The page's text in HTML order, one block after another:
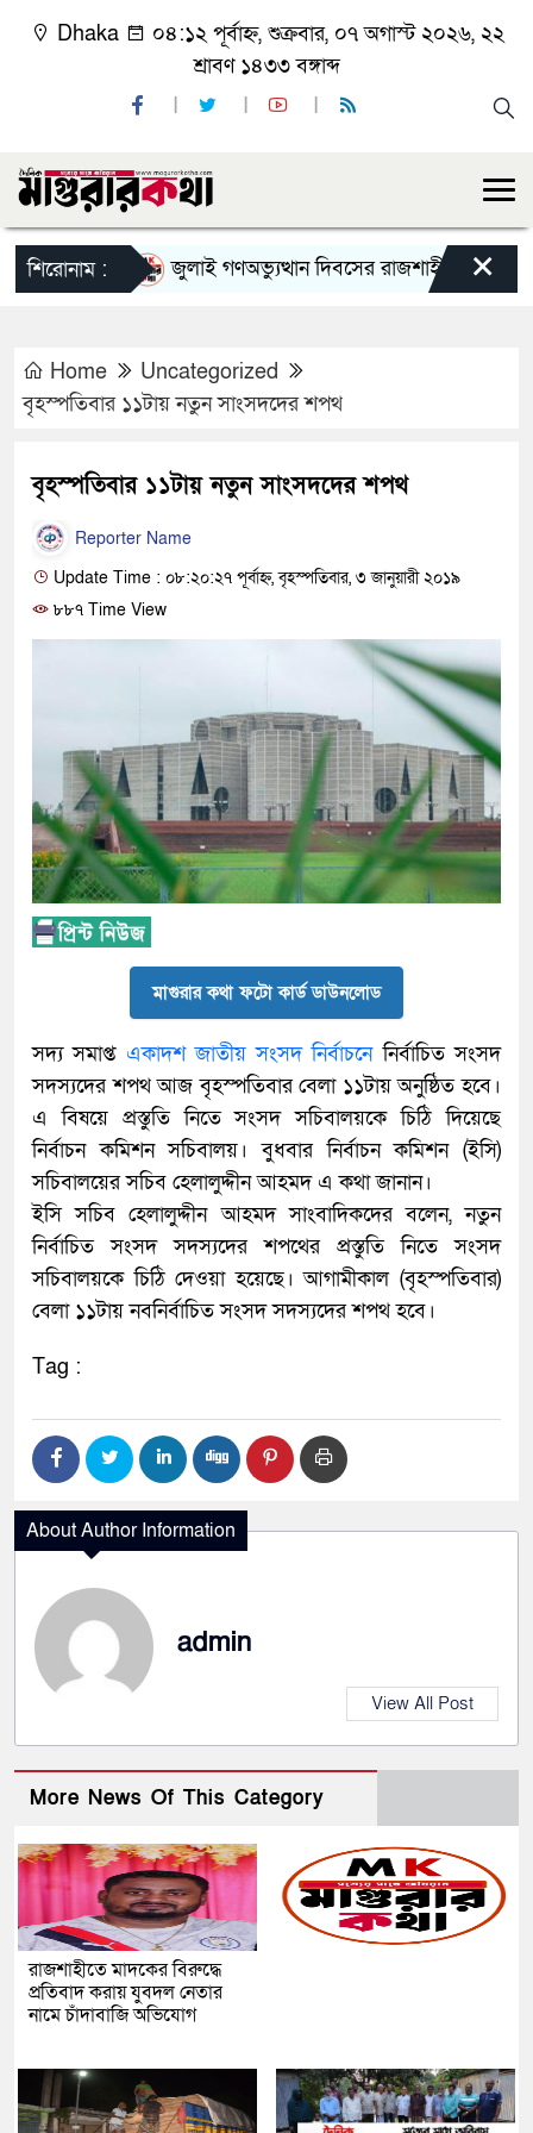
Dhaka
০৪:১২ পূর্বাহ্ন, শুক্রবার, ০৭ অগাস্ট ২০২৬, ২২
শ্রাবণ ১৪৩৩ বঙ্গাব্দ
শিরোনাম : জুলাই গণঅভ্যুত্থান দিবসের রাজশাহী মহানগর×
Home
Uncategorized
বৃহস্পতিবার ১১টায় নতুন সাংসদদের শপথ
বৃহস্পতিবার ১১টায় নতুন সাংসদদের শপথ
Reporter Name
Update Time : ০৮:২০:২৭ পূর্বাহ্ন, বৃহস্পতিবার, ৩ জানুয়ারী ২০১৯
৮৮৭ Time View
মাগুরার কথা ফটো কার্ড ডাউনলোড
সদ্য সমাপ্ত একাদশ জাতীয় সংসদ নির্বাচনেনির্বাচিত সংসদ
সদস্যদের শপথ আজ বৃহস্পতিবার বেলা ১১টায় অনুষ্ঠিত হবে।
এ বিষয়ে প্রস্তুতি নিতে সংসদ সচিবালয়কে চিঠি দিয়েছে
নির্বাচন কমিশন সচিবালয়। বুধবার নির্বাচন কমিশন (ইসি)
সচিবালয়ের সচিব হেলালুদ্দীন আহমদ এ কথা জানান।
ইসি সচিব হেলালুদ্দীন আহমদ সাংবাদিকদের বলেন, নতুন
নির্বাচিত সংসদ সদস্যদের শপথের প্রস্তুতি নিতে সংসদ
সচিবালয়কে চিঠি দেওয়া হয়েছে। আগামীকাল (বৃহস্পতিবার)
বেলা ১১টায় নবনির্বাচিত সংসদ সদস্যদের শপথ হবে।
Tag :
About Author Information
admin
View All Post
More News Of This Category
রাজশাহীতে মাদকের বিরুদ্ধে
প্রতিবাদ করায় যুবদল নেতার
নামে চাঁদাবাজি অভিযোগ